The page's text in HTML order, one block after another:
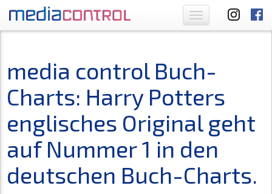
Toggle
navigation
media control Buch-
Charts: Harry Potters
englisches Original geht
auf Nummer 1 in den
deutschen Buch-Charts.